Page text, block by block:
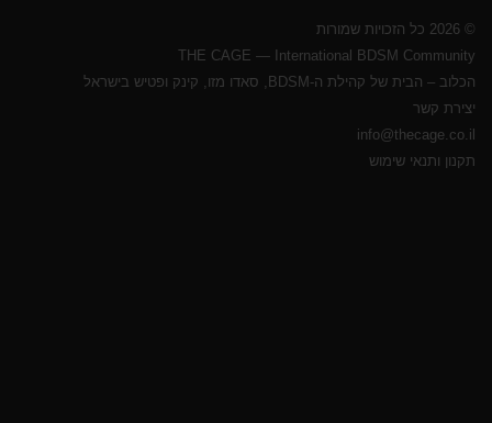
© 2026 כל הזכויות שמורות
THE CAGE — International BDSM Community
הכלוב – הבית של קהילת ה-BDSM, סאדו מזו, קינק ופטיש בישראל
יצירת קשר
info@thecage.co.il
תקנון ותנאי שימוש